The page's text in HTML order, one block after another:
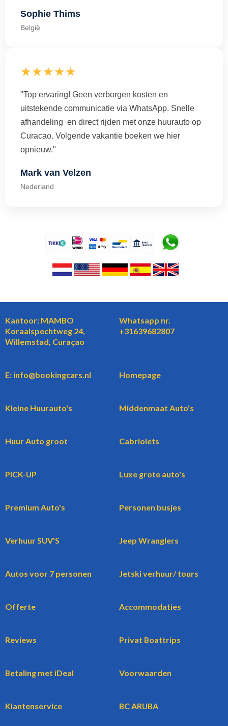
Sophie Thims
België
★★★★★
"Top ervaring! Geen verborgen kosten en
uitstekende communicatie via WhatsApp. Snelle
afhandeling en direct rijden met onze huurauto op
Curacao. Volgende vakantie boeken we hier
opnieuw."
Mark van Velzen
Nederland
Kantoor: MAMBO
Koraalspechtweg 24,
Willemstad, Curaçao
Whatsapp nr.
+31639682807
E: info@bookingcars.nl Homepage
Kleine Huurauto's Middenmaat Auto's
Huur Auto groot Cabriolets
PICK-UP Luxe grote auto's
Premium Auto's Personen busjes
Verhuur SUV'S Jeep Wranglers
Autos voor 7 personen Jetski verhuur/ tours
Offerte Accommodaties
Reviews Privat Boattrips
Betaling met iDeal Voorwaarden
Klantenservice BC ARUBA